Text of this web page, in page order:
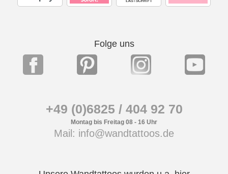
Folge uns
+49 (0)6825 / 404 92 70
Montag bis Freitag 08 - 16 Uhr
Mail: info@wandtattoos.de